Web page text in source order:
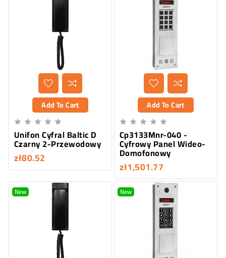
Add To Cart
    
Unifon Cyfral Baltic D
Czarny 2-Przewodowy
zł80.52
Add To Cart
    
Cp3133Mnr-040 -
Cyfrowy Panel Wideo-
Domofonowy
zł1,501.77
New New